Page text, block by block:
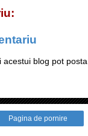
acestui blog pot posta
Pagina de pornire